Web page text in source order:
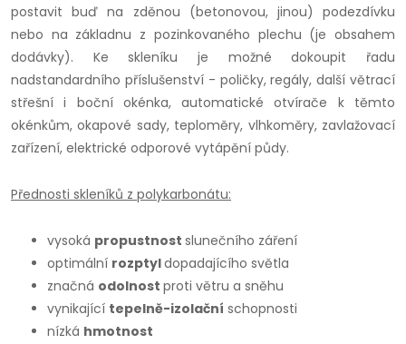
postavit buď na zděnou (betonovou, jinou) podezdívku
nebo na základnu z pozinkovaného plechu (je obsahem
dodávky). Ke skleníku je možné dokoupit řadu
nadstandardního příslušenství - poličky, regály, další větrací
střešní i boční okénka, automatické otvírače k těmto
okénkům, okapové sady, teploměry, vlhkoměry, zavlažovací
zařízení, elektrické odporové vytápění půdy.
Přednosti skleníků z polykarbonátu:
vysoká propustnost slunečního záření
optimální rozptyldopadajícího světla
značná odolnost proti větru a sněhu
vynikající tepelně-izolační schopnosti
nízká hmotnost